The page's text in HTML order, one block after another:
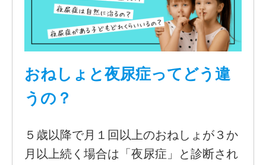
おねしょと夜尿症ってどう違
うの？
５歳以降で月１回以上のおねしょが３か
月以上続く場合は「夜尿症」と診断され